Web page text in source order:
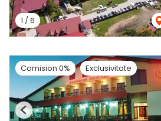
1 /6
Comision 0% Exclusivitate
Previous